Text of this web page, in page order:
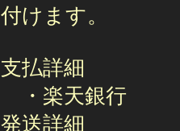
付けます。
支払詳細
・楽天銀行
発送詳細